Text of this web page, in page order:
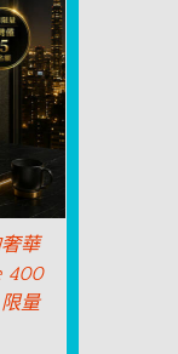
華
400
量